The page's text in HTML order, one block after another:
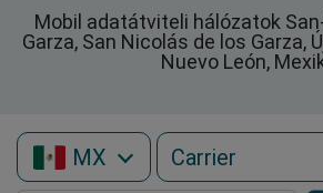
Mobil adatátviteli hálózatok
Garza, San Nicolás de los Garza,
Nuevo León,
MX